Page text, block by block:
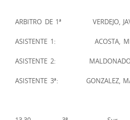
ARBITRO DE 1ª VERDEJO,
ASISTENTE 1: ACOSTA,
ASISTENTE 2: MALDONADO,
ASISTENTE 3ª: GONZALEZ,